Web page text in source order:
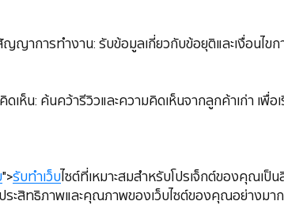
าการทำงาน: รับข้อมูลเกี่ยวกับข้อยุติและเงื่อนไขก
ดเห็น: ค้นคว้ารีวิวและความคิดเห็นจากลูกค้าเก่า เพื่อ
">รับทำเว็บไซต์ที่เหมาะสมสำหรับโปรเจ็กต์ของคุณเ
ประสิทธิภาพและคุณภาพของเว็บไซต์ของคุณอย่างมาก